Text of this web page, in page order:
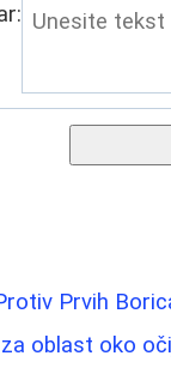
Prvih
oblast oko